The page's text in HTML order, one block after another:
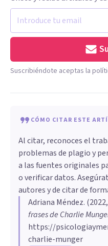
Suscribiéndote aceptas la
CÓMO CITAR ESTE
Al citar, reconoces el
problemas de plagio y
a las fuentes originales
o verificar datos.
autores y de citar de
Adriana Méndez. (
frases de Charlie
https://
charlie-munger